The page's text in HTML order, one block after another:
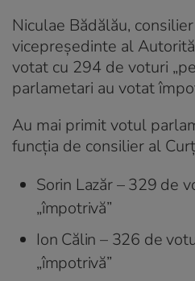
Niculae Bădălău,
vicepreşedinte al
votat cu 294 de voturi
parlametari au votat
Au mai primit votul
funcţia de consilier al
Sorin Lazăr – 329 de
„împotrivă”
Ion Călin – 326 de
„împotrivă”